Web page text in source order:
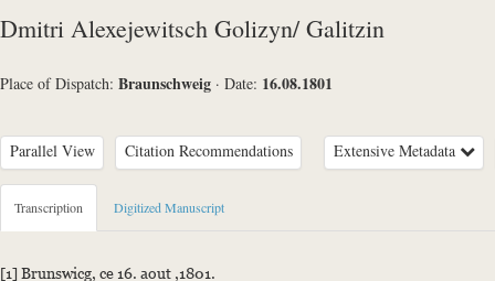
Dmitri Alexejewitsch Golizyn/ Galitzin
Place of Dispatch: Braunschweig · Date: 16.08.1801
Parallel View Citation Recommendations Extensive Metadata
Metadata Concerning Header
Sender: Galitzin, Dmitri Alexejewitsch Golizyn/
Recipient: Werner, Abraham Gottlob
Transcription Digitized Manuscript
[1] Brunswicg, ce 16. aout ,1801.